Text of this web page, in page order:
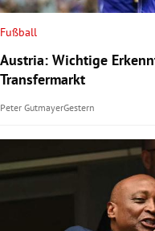
Fußball
Austria: Wichtige
Transfermarkt
Peter GutmayerGestern